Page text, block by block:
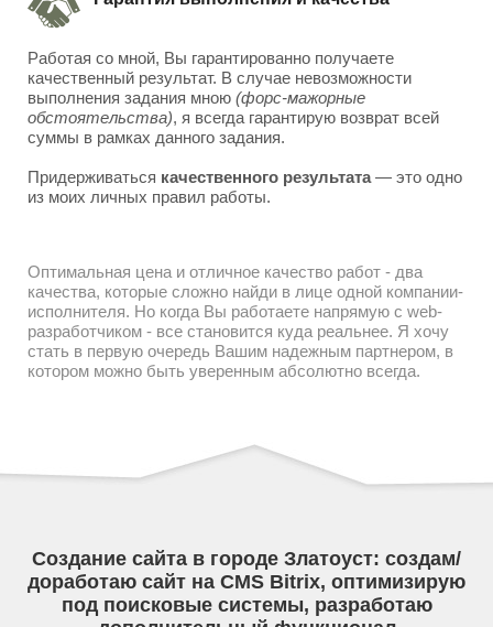
Работая со мной, Вы гарантированно получаете
качественный результат. В случае невозможности
выполнения задания мною (форс-мажорные
обстоятельства), я всегда гарантирую возврат всей
суммы в рамках данного задания.
Придерживаться качественного результата— это одно
из моих личных правил работы.
Оптимальная цена и отличное качество работ - два
качества, которые сложно найди в лице одной компании-
исполнителя. Но когда Вы работаете напрямую с web-
разработчиком - все становится куда реальнее. Я хочу
стать в первую очередь Вашим надежным партнером, в
котором можно быть уверенным абсолютно всегда.
Создание сайта в городе Златоуст: создам/
доработаю сайт на CMS Bitrix, оптимизирую
под поисковые системы, разработаю